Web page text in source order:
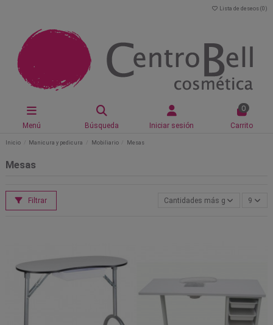
Lista de deseos (0 )
Menú Búsqueda Iniciar sesión
0
Carrito
Inicio Manicura y pedicura Mobiliario Mesas
Mesas
Filtrar Cantidades más grandes9